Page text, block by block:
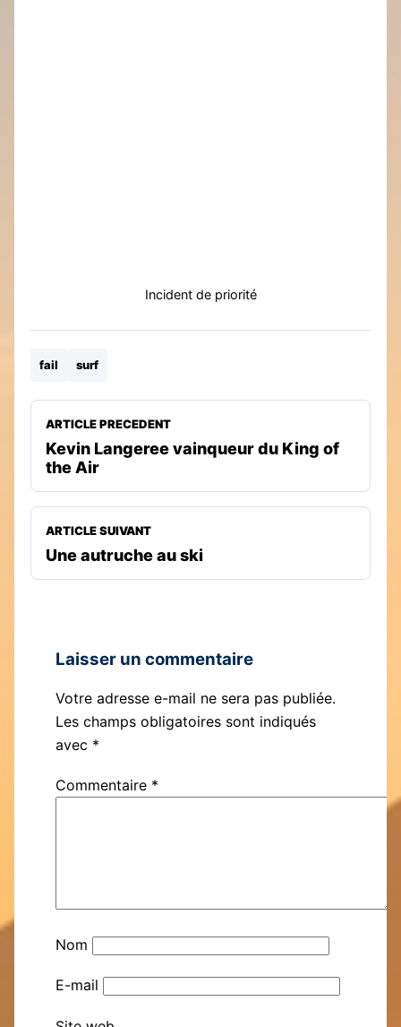
Incident de priorité
fail surf
ARTICLE PRECEDENT
Kevin Langeree vainqueur du King of
the Air
ARTICLE SUIVANT
Une autruche au ski
Laisser un commentaire
Votre adresse e-mail ne sera pas publiée.
Les champs obligatoires sont indiqués
avec *
Commentaire *
Nom
E-mail